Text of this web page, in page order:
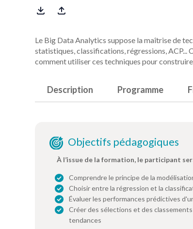
Le Big Data Analytics suppose la maîtrise de
statistiques, classifications, régressions, ACP...
comment utiliser ces techniques pour
Description Programme
Objectifs pédagogiques
À l’issue de la formation, le participant
Comprendre le principe de la
Choisir entre la régression et la
Évaluer les performances prédictives
Créer des sélections et des
tendances